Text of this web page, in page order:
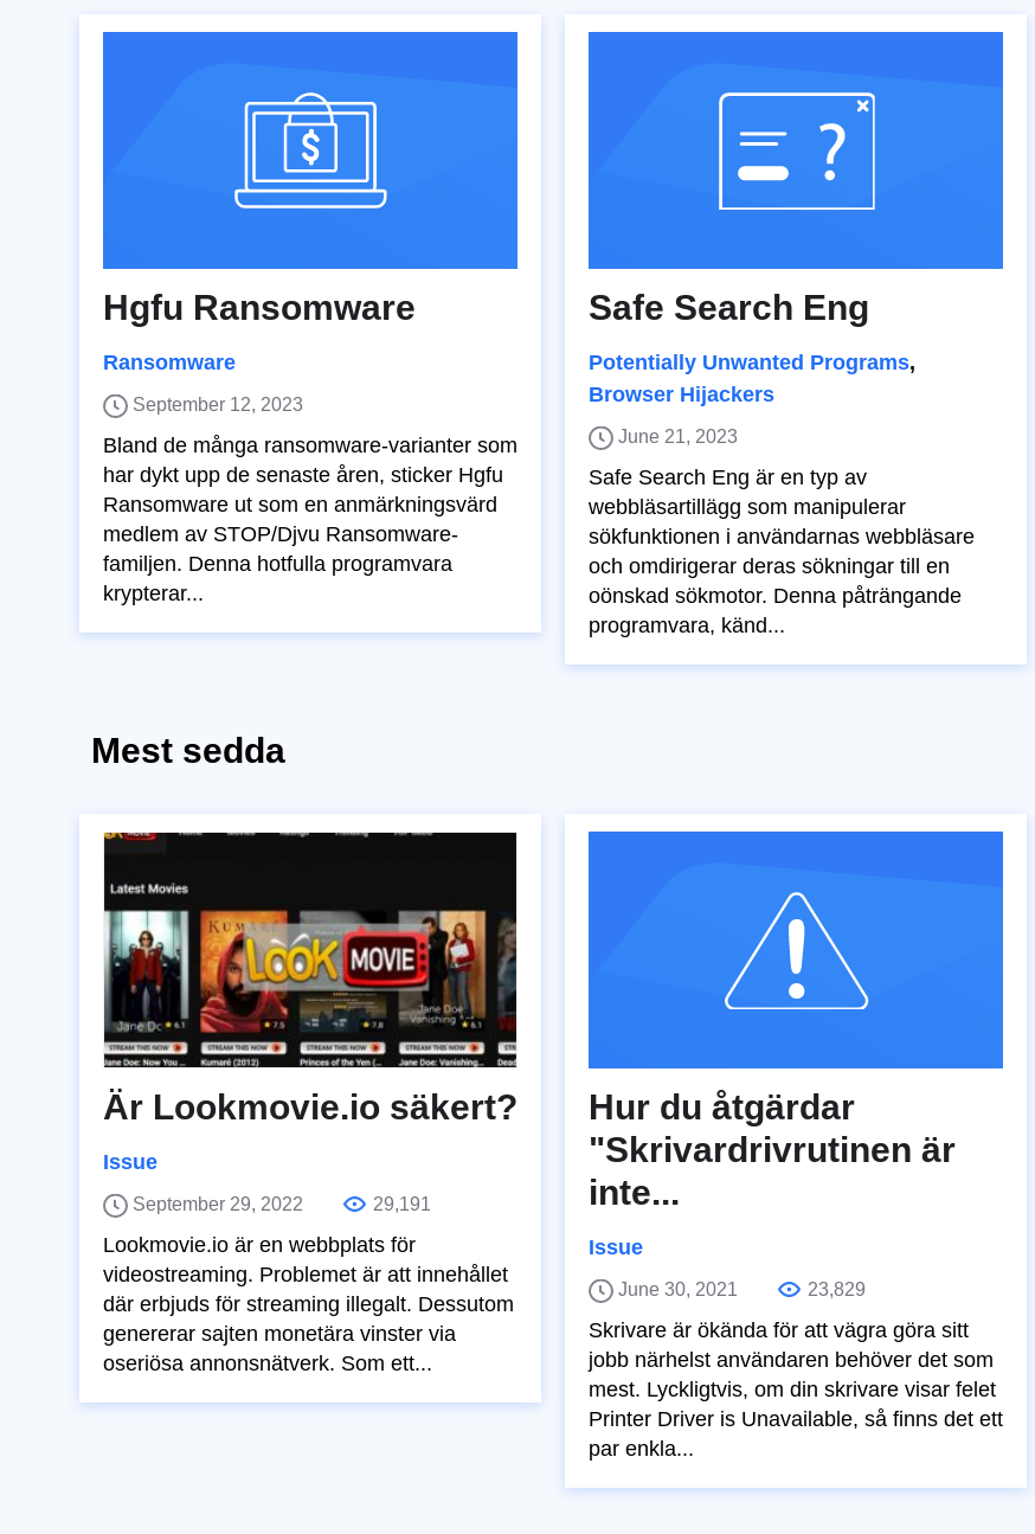
Hgfu Ransomware
Ransomware
September 12, 2023
Bland de många ransomware-varianter som
har dykt upp de senaste åren, sticker Hgfu
Ransomware ut som en anmärkningsvärd
medlem av STOP/Djvu Ransomware-
familjen. Denna hotfulla programvara
krypterar...
Safe Search Eng
Potentially Unwanted Programs,
Browser Hijackers
June 21, 2023
Safe Search Eng är en typ av
webbläsartillägg som manipulerar
sökfunktionen i användarnas webbläsare
och omdirigerar deras sökningar till en
oönskad sökmotor. Denna påträngande
programvara, känd...
Mest sedda
Är Lookmovie.io säkert?
Issue
September 29, 2022 29,191
Lookmovie.io är en webbplats för
videostreaming. Problemet är att innehållet
där erbjuds för streaming illegalt. Dessutom
genererar sajten monetära vinster via
oseriösa annonsnätverk. Som ett...
Hur du åtgärdar
"Skrivardrivrutinen är
inte...
Issue
June 30, 2021 23,829
Skrivare är ökända för att vägra göra sitt
jobb närhelst användaren behöver det som
mest. Lyckligtvis, om din skrivare visar felet
Printer Driver is Unavailable, så finns det ett
par enkla...